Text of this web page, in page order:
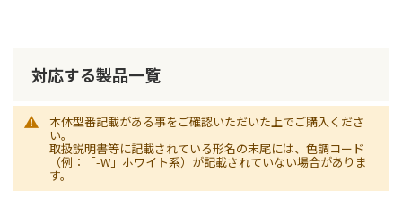
対応する製品一覧
本体型番記載がある事をご確認いただいた上でご購入くださ
い。
取扱説明書等に記載されている形名の末尾には、色調コード
（例：「-W」ホワイト系）が記載されていない場合がありま
す。